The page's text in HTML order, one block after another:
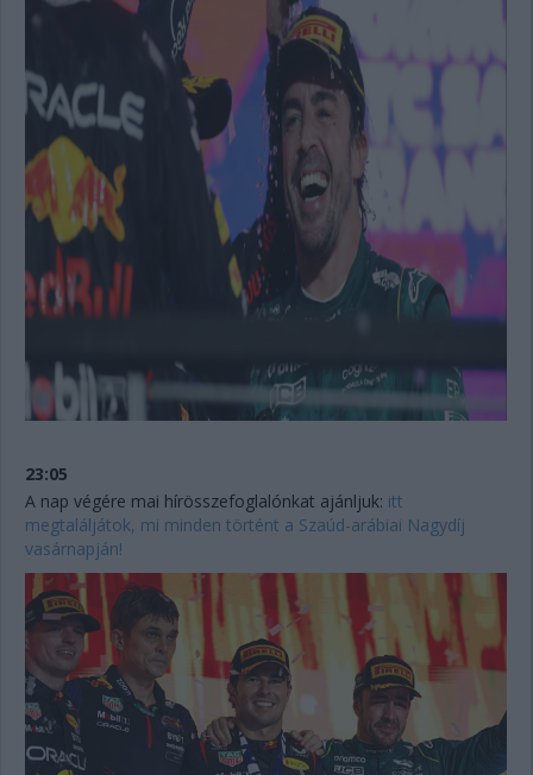
23:05
A nap végére mai hírösszefoglalónkat ajánljuk: itt
megtaláljátok, mi minden történt a Szaúd-arábiai Nagydíj
vasárnapján!